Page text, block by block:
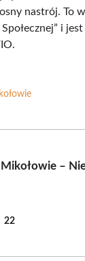
nastrój. To
Społecznej” i
–
22